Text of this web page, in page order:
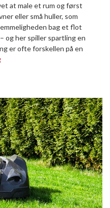
at male et rum og først
eller små huller, som
bag et flot
og her spiller spartling en
er ofte forskellen på en